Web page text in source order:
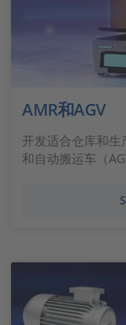
AMR和AGV
开发适合仓库和生
和自动搬运车（